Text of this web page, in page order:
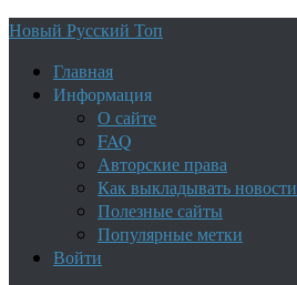
Новый Русский Топ
Главная
Информация
О сайте
FAQ
Авторские права
Как выкладывать новости
Полезные сайты
Популярные метки
Войти